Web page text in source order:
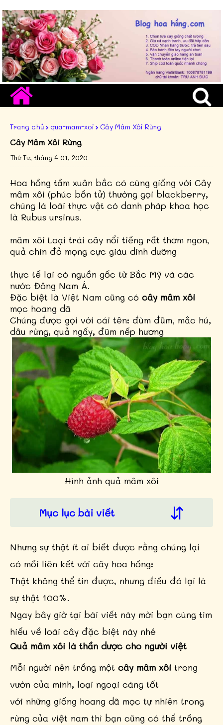
Trang chủ qua-mam-xoi Cây Mâm Xôi Rừng
Cây Mâm Xôi Rừng
Thứ Tư, tháng 4 01, 2020
Hoa hồng tầm xuân bắc có cùng giống với Cây
mâm xôi (phúc bồn tử) thường gọi blackberry,
chúng là loài thực vật có danh pháp khoa học
là Rubus ursinus.
mâm xôi Loại trái cây nổi tiếng rất thơm ngon,
quả chín đỏ mọng cực giàu dinh dưỡng
thực tế lại có nguồn gốc từ Bắc Mỹ và các
nước Đông Nam Á.
Đặc biệt là Việt Nam cũng có cây mâm xôi
mọc hoang dã
Chúng được gọi với cái tên: đùm đũm, mắc hú,
dâu rừng, quả ngấy, đũm nếp hương
Hình ảnh quả mâm xôi
Mục lục bài viết
Nhưng sự thật ít ai biết được rằng chúng lại
có mối liên kết với cây hoa hồng:
Thật không thể tin được, nhưng điều đó lại là
sự thật 100%.
Ngay bây giờ tại bài viết này mời bạn cùng tìm
hiểu về loài cây đặc biệt này nhé
Quả mâm xôi là thần dược cho người việt
Mỗi người nên trồng một cây mâm xôi trong
vườn của mình, loại ngoại càng tốt
với những giống hoang dã mọc tự nhiên trong
rừng của việt nam thì bạn cũng có thể trồng